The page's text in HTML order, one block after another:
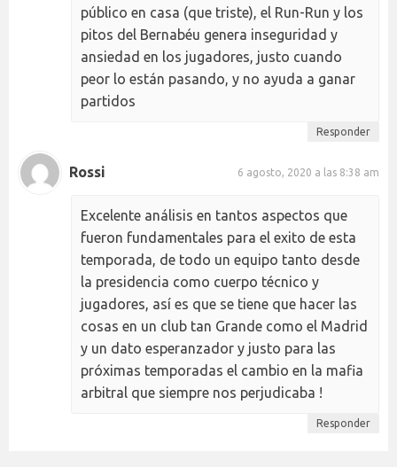
público en casa (que triste), el Run-Run y los
pitos del Bernabéu genera inseguridad y
ansiedad en los jugadores, justo cuando
peor lo están pasando, y no ayuda a ganar
partidos
Responder
Rossi 6 agosto, 2020 a las 8:38 am
Excelente análisis en tantos aspectos que
fueron fundamentales para el exito de esta
temporada, de todo un equipo tanto desde
la presidencia como cuerpo técnico y
jugadores, así es que se tiene que hacer las
cosas en un club tan Grande como el Madrid
y un dato esperanzador y justo para las
próximas temporadas el cambio en la mafia
arbitral que siempre nos perjudicaba !
Responder